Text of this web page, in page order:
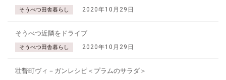
そうべつ田舎暮らし 2020年10月29日
そうべつ近隣をドライブ
そうべつ田舎暮らし 2020年10月29日
壮瞥町ヴィ－ガンレシピ＜プラムのサラダ＞